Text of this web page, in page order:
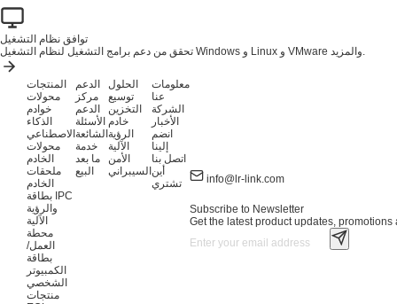
توافق نظام التشغيل
تحقق من دعم برامج التشغيل لنظام التشغيل Windows و Linux و VMware والمزيد.
المنتجات
محولات
خوادم
الذكاء
الاصطناعي
محولات
الخادم
ملحقات
الخادم
بطاقة IPC
والرؤية
الآلية
محطة
العمل/
بطاقة
الكمبيوتر
الشخصي
منتجات
الدعم
مركز
الدعم
الأسئلة
الشائعة
خدمة
ما بعد
البيع
الحلول
توسيع
التخزين
خادم
الرؤية
الآلية
الأمن
السيبراني
معلومات
عنا
الشركة
الأخبار
انضم
إلينا
اتصل بنا
أين
تشتري
info@lr-link.com
Subscribe to Newsletter
Get the latest product updates, promotions